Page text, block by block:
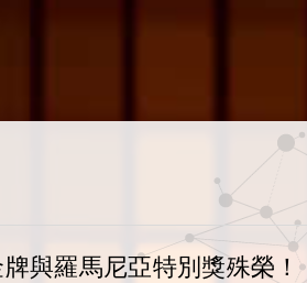
與羅馬尼亞特別獎殊榮！